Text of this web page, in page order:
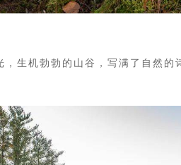
，生机勃勃的山谷，写满了自然的